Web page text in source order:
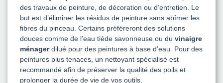
des travaux de peinture, de décoration ou d’entretien. Le
but est d’éliminer les résidus de peinture sans abîmer les
fibres du pinceau. Certains préféreront des solutions
douces comme de l’eau tiède savonneuse ou du vinaigre
ménagerdilué pour des peintures à base d’eau. Pour des
peintures plus tenaces, un nettoyant spécialisé est
recommandé afin de préserver la qualité des poils et
prolonger la durée de vie de vos outils.